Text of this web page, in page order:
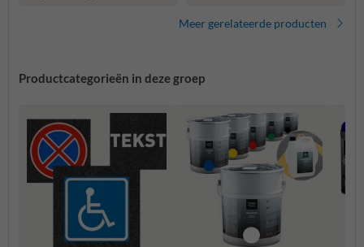
Meer gerelateerde producten
Productcategorieën in deze groep